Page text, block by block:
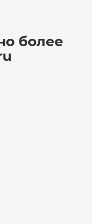
более